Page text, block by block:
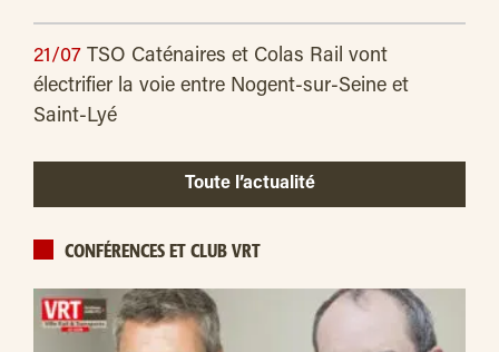
21/07 TSO Caténaires et Colas Rail vont
électrifier la voie entre Nogent-sur-Seine et
Saint-Lyé
Toute l’actualité
CONFÉRENCES ET CLUB VRT